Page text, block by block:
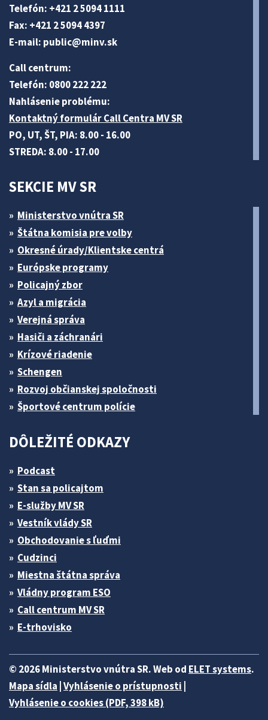
Telefón: +421 2 5094 1111
Fax: +421 2 5094 4397
E-mail: public@minv.sk
Call centrum:
Telefón: 0800 222 222
Nahlásenie problému:
Kontaktný formulár Call Centra MV SR
PO, UT, ŠT, PIA: 8.00 - 16.00
STREDA: 8.00 - 17.00
SEKCIE MV SR
Ministerstvo vnútra SR
Štátna komisia pre volby
Okresné úrady/Klientske centrá
Európske programy
Policajný zbor
Azyl a migrácia
Verejná správa
Hasiči a záchranári
Krízové riadenie
Schengen
Rozvoj občianskej spoločnosti
Športové centrum polície
DÔLEŽITÉ ODKAZY
Podcast
Stan sa policajtom
E-služby MV SR
Vestník vlády SR
Obchodovanie s ľuďmi
Cudzinci
Miestna štátna správa
Vládny program ESO
Call centrum MV SR
E-trhovisko
© 2026 Ministerstvo vnútra SR. Web od ELET systems.
Mapa sídla Vyhlásenie o prístupnosti
Vyhlásenie o cookies (PDF, 398 kB)